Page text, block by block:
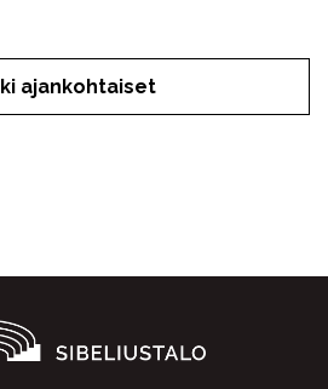
ajankohtaiset